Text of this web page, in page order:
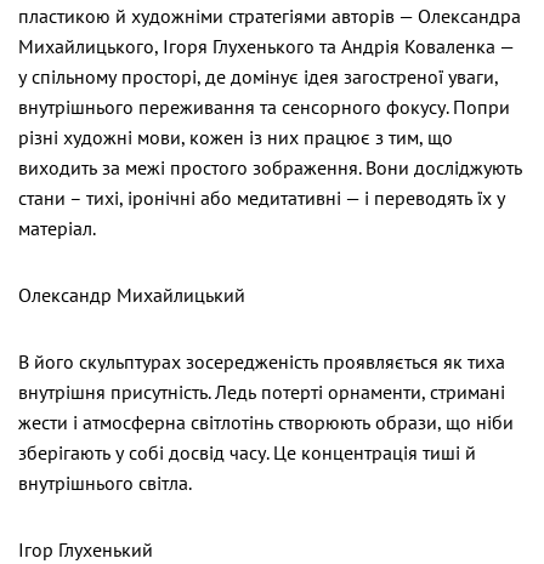
пластикою й художніми стратегіями авторів — Олександра
Михайлицького, Ігоря Глухенького та Андрія Коваленка —
у спільному просторі, де домінує ідея загостреної уваги,
внутрішнього переживання та сенсорного фокусу. Попри
різні художні мови, кожен із них працює з тим, що
виходить за межі простого зображення. Вони досліджують
стани – тихі, іронічні або медитативні — і переводять їх у
матеріал.
Олександр Михайлицький
В його скульптурах зосередженість проявляється як тиха
внутрішня присутність. Ледь потерті орнаменти, стримані
жести і атмосферна світлотінь створюють образи, що ніби
зберігають у собі досвід часу. Це концентрація тиші й
внутрішнього світла.
Ігор Глухенький